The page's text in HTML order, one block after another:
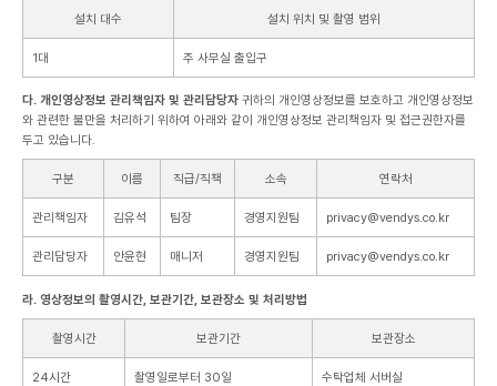
설치 대수 설치 위치 및 촬영 범위
1대 주 사무실 출입구
다. 개인영상정보 관리책임자 및 관리담당자 귀하의 개인영상정보를 보호하고 개인영상정보
와 관련한 불만을 처리하기 위하여 아래와 같이 개인영상정보 관리책임자 및 접근권한자를
두고 있습니다.
구분 이름 직급/직책 소속 연락처
관리책임자 김유석 팀장 경영지원팀 privacy@vendys.co.kr
관리담당자 안윤현 매니저 경영지원팀 privacy@vendys.co.kr
라. 영상정보의 촬영시간, 보관기간, 보관장소 및 처리방법
촬영시간 보관기간 보관장소
24시간 촬영일로부터 30일 수탁업체 서버실